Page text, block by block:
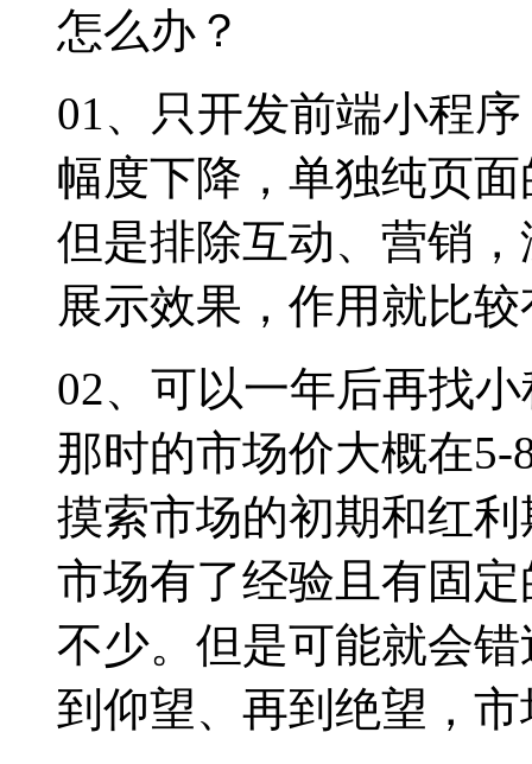
怎么办？
01、只开发前端小程
幅度下降，单独纯页
但是排除互动、营销
展示效果，作用就比
02、可以一年后再找
那时的市场价大概在
摸索市场的初期和红
市场有了经验且有固
不少。但是可能就会
到仰望、再到绝望，